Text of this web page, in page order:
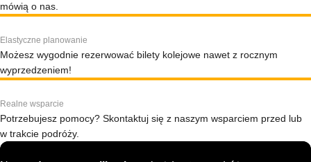
mówią o nas.
Elastyczne planowanie
Możesz wygodnie rezerwować bilety kolejowe nawet z rocznym
wyprzedzeniem!
Realne wsparcie
Potrzebujesz pomocy? Skontaktuj się z naszym wsparciem przed lub
w trakcie podróży.